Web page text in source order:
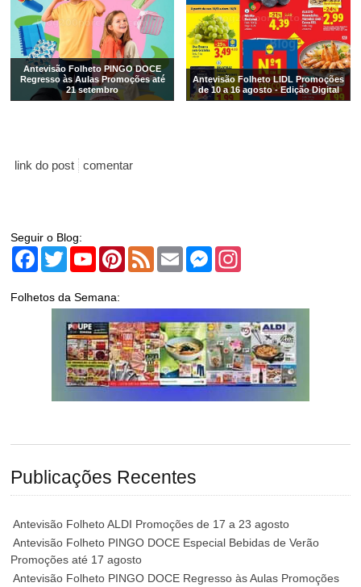
Antevisão Folheto PINGO DOCE
Regresso às Aulas Promoções até
21 setembro
Antevisão Folheto LIDL Promoções
de 10 a 16 agosto - Edição Digital
link do post comentar
Seguir o Blog:
Facebook
TwitterYouTubePinterest
Feed Email Messenger
Folhetos da Semana:
Publicações Recentes
Antevisão Folheto ALDI Promoções de 17 a 23 agosto
Antevisão Folheto PINGO DOCE Especial Bebidas de Verão
Promoções até 17 agosto
Antevisão Folheto PINGO DOCE Regresso às Aulas Promoções